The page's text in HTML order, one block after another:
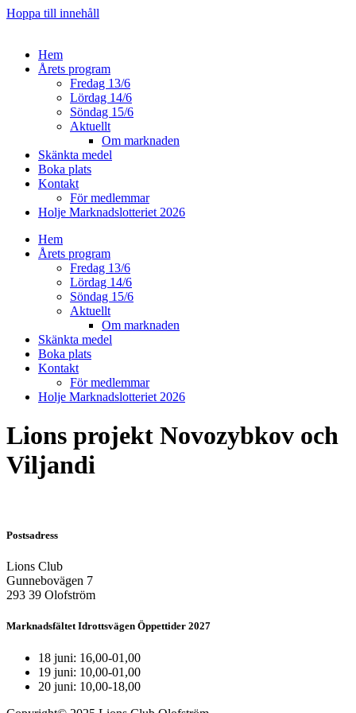
Hoppa till innehåll
Hem
Årets program
Fredag 13/6
Lördag 14/6
Söndag 15/6
Aktuellt
Om marknaden
Skänkta medel
Boka plats
Kontakt
För medlemmar
Holje Marknadslotteriet 2026
Hem
Årets program
Fredag 13/6
Lördag 14/6
Söndag 15/6
Aktuellt
Om marknaden
Skänkta medel
Boka plats
Kontakt
För medlemmar
Holje Marknadslotteriet 2026
Lions projekt Novozybkov och
Viljandi
Postsadress
Lions Club
Gunnebovägen 7
293 39 Olofström
Marknadsfältet Idrottsvägen Öppettider 2027
18 juni: 16,00-01,00
19 juni: 10,00-01,00
20 juni: 10,00-18,00